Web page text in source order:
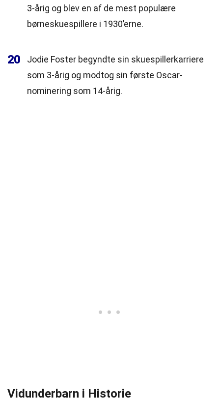
3-årig og blev en af de mest populære
børneskuespillere i 1930’erne.
20
Jodie Foster begyndte sin skuespillerkarriere
som 3-årig og modtog sin første Oscar-
nominering som 14-årig.
Vidunderbarn i Historie